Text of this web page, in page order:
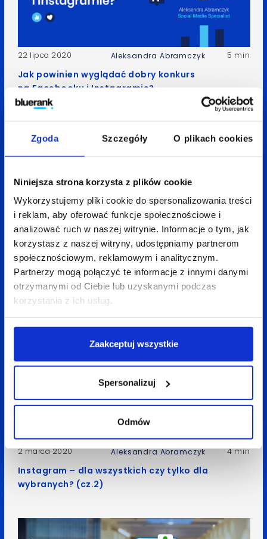
Zgoda Szczegóły O plikach cookies
Niniejsza strona korzysta z plików cookie
Wykorzystujemy pliki cookie do spersonalizowania treści
i reklam, aby oferować funkcje społecznościowe i
analizować ruch w naszej witrynie. Informacje o tym, jak
korzystasz z naszej witryny, udostępniamy partnerom
społecznościowym, reklamowym i analitycznym.
Partnerzy mogą połączyć te informacje z innymi danymi
otrzymanymi od Ciebie lub uzyskanymi podczas
korzystania z ich usług.
Zaakceptuj wszystkie
Spersonalizuj
Odmów
22 lipca 2020 Aleksandra Abramczyk 5 min
Jak powinien wyglądać dobry konkurs
na Facebooku i Instagramie?
8 kwietnia 2020 Aleksandra Abramczyk
Social media w czasach pandemii
2 marca 2020 Aleksandra Abramczyk 4 min
Instagram – dla wszystkich czy tylko dla
wybranych? (cz.2)